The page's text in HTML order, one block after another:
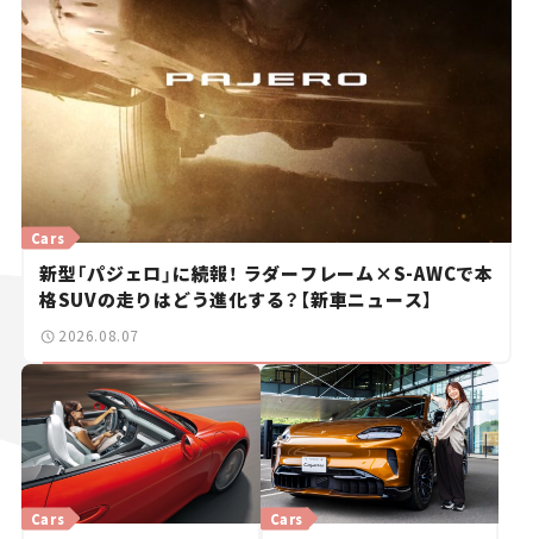
Cars
新型「パジェロ」に続報！ ラダーフレーム×S-AWCで本
格SUVの走りはどう進化する？【新車ニュース】
2026.08.07
Cars Cars